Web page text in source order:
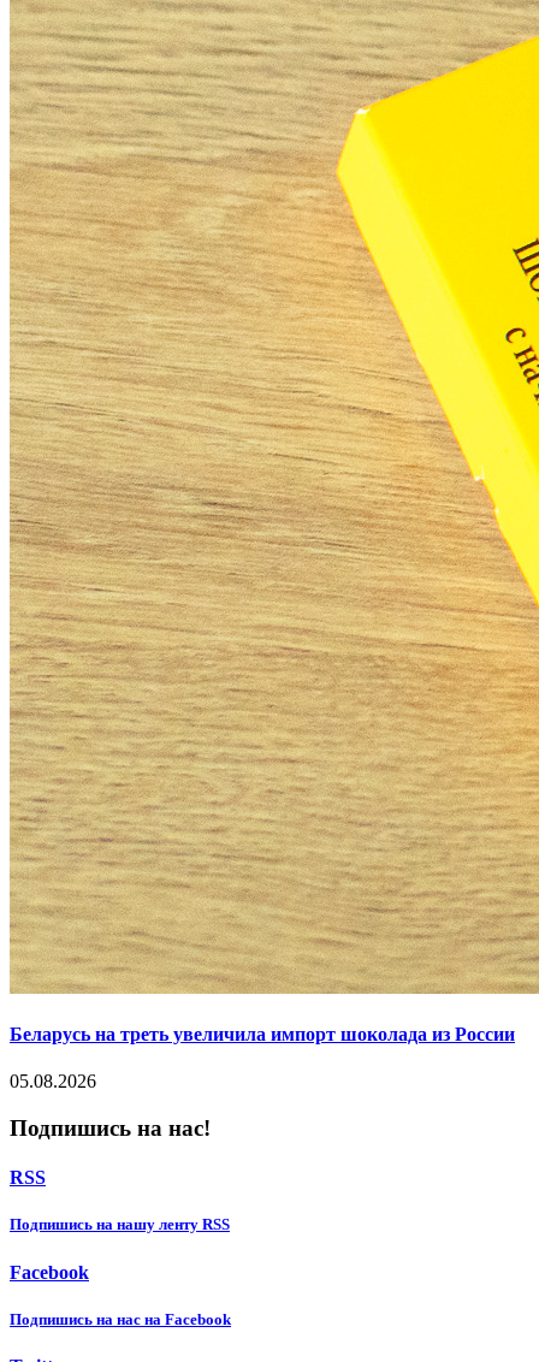
Беларусь на треть увеличила импорт шоколада из России
05.08.2026
Подпишись на нас!
RSS
Подпишиcь на нашу ленту RSS
Facebook
Подпишиcь на нас на Facebook